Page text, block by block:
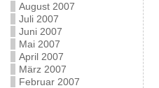
August 2007
Juli 2007
Juni 2007
Mai 2007
April 2007
März 2007
Februar 2007